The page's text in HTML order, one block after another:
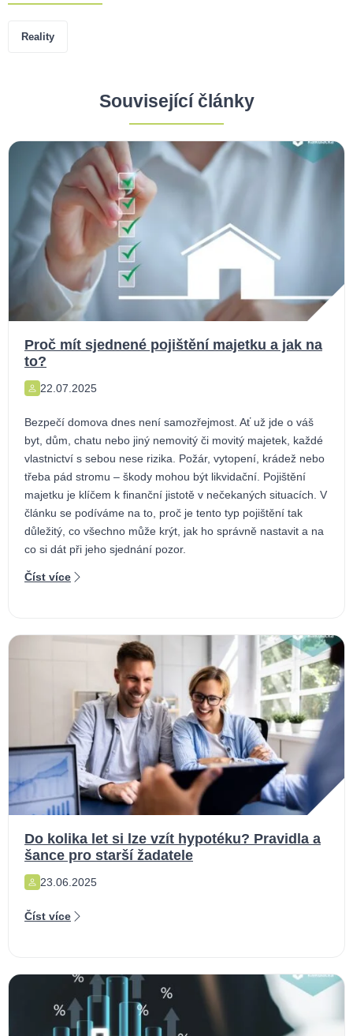
Reality
Související články
Proč mít sjednené pojištění majetku a jak na
to?
22.07.2025
Bezpečí domova dnes není samozřejmost. Ať už jde o váš
byt, dům, chatu nebo jiný nemovitý či movitý majetek, každé
vlastnictví s sebou nese rizika. Požár, vytopení, krádež nebo
třeba pád stromu – škody mohou být likvidační. Pojištění
majetku je klíčem k finanční jistotě v nečekaných situacích. V
článku se podíváme na to, proč je tento typ pojištění tak
důležitý, co všechno může krýt, jak ho správně nastavit a na
co si dát při jeho sjednání pozor.
Číst více
Do kolika let si lze vzít hypotéku? Pravidla a
šance pro starší žadatele
23.06.2025
Číst více